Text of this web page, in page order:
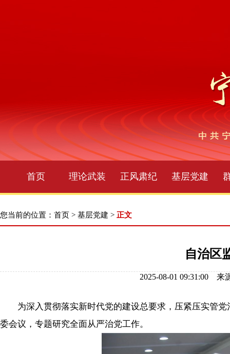
首页 理论武装 正风肃纪 基层党建
您当前的位置： 首页 > 基层党建 > 正文
自治区
2025-08-01 09:31:00
为深入贯彻落实新时代党的建设总要求，压紧压实管党
委会议，专题研究全面从严治党工作。